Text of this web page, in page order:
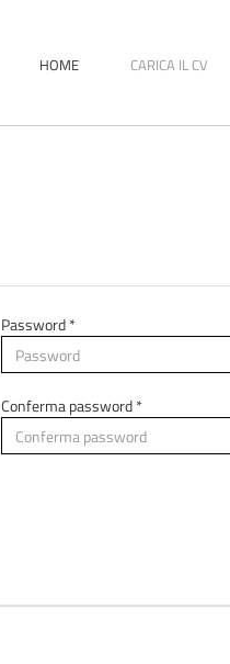
HOME CARICA IL CV
Password *
Conferma password *